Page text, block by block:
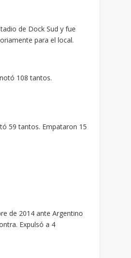
de Dock Sud y fue
para el local.
108 tantos.
59 tantos. Empataron 15
de 2014 ante Argentino
Expulsó a 4